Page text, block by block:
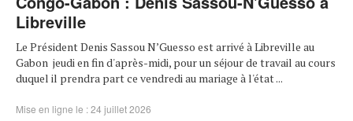
Libreville
Le Président Denis Sassou N’Guesso est arrivé à Libreville au
Gabon jeudi en fin d'après-midi, pour un séjour de travail au cours
duquel il prendra part ce vendredi au mariage à l'état ...
Mise en ligne le : 24 juillet 2026